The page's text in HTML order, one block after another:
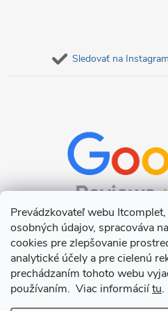
Prevádzkovateľ webu
osobných údajov, spracováva
cookies pre zlepšovanie
analytické účely a pre cielenú
prechádzaním tohoto webu
používaním. Viac informáciítu.
Sledovať na